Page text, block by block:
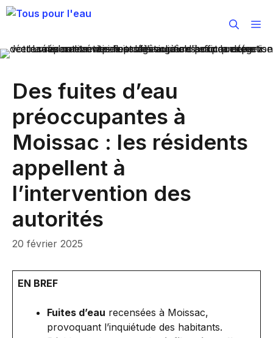
Aller
Des fuites d’eau
préoccupantes à
Moissac : les résidents
appellent à
l’intervention des
autorités
20 février 2025
EN BREF
Fuites d’eau recensées à Moissac,
provoquant l’inquiétude des habitants.